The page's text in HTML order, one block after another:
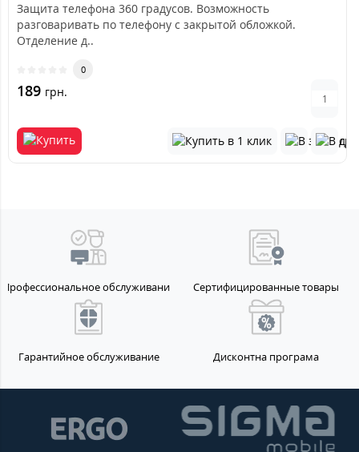
Защита телефона 360 градусов. Возможность
разговаривать по телефону с закрытой обложкой.
Отделение д..
0
189 грн.
Профессиональное обслуживание Сертифицированные товары
Гарантийное обслуживание Дисконтна програма